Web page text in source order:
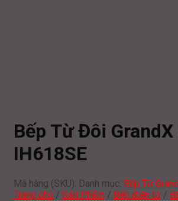
Bếp Từ Đôi GrandX
IH618SE
Mã hàng (SKU): Danh mục: Bếp Từ
Trang chủ / Sản Phẩm / Bếp điện từ /